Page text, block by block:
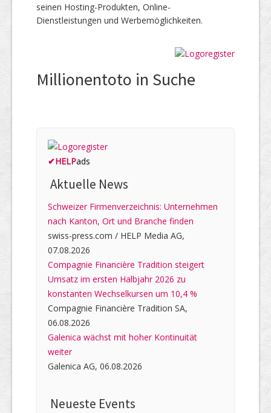
seinen Hosting-Produkten, Online-
Dienstleistungen und Werbemöglichkeiten.
Millionentoto in Suche
✔HELPads
Aktuelle News
Schweizer Firmenverzeichnis: Unternehmen
nach Kanton, Ort und Branche finden
swiss-press.com / HELP Media AG,
07.08.2026
Compagnie Financière Tradition steigert
Umsatz im ersten Halbjahr 2026 zu
konstanten Wechselkursen um 10,4 %
Compagnie Financière Tradition SA,
06.08.2026
Galenica wächst mit hoher Kontinuität
weiter
Galenica AG, 06.08.2026
Neueste Events